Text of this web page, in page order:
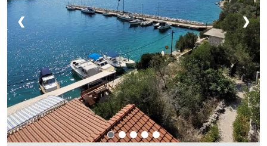
❮ ❯